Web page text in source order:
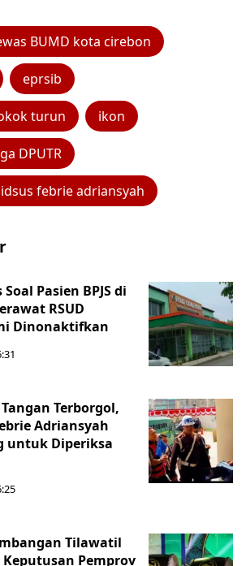
BUMD kota cirebon
eprsib
turun ikon
DPUTR
febrie adriansyah
Pasien BPJS di
RSUD
Dinonaktifkan
Terborgol,
Adriansyah
untuk Diperiksa
Tilawatil
Pemprov